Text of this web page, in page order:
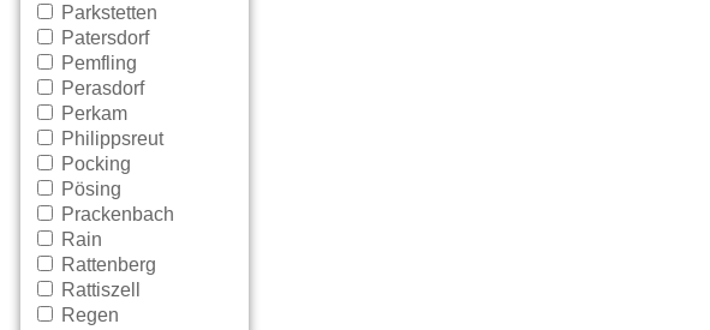
Parkstetten
Patersdorf
Pemfling
Perasdorf
Perkam
Philippsreut
Pocking
Pösing
Prackenbach
Rain
Rattenberg
Rattiszell
Regen